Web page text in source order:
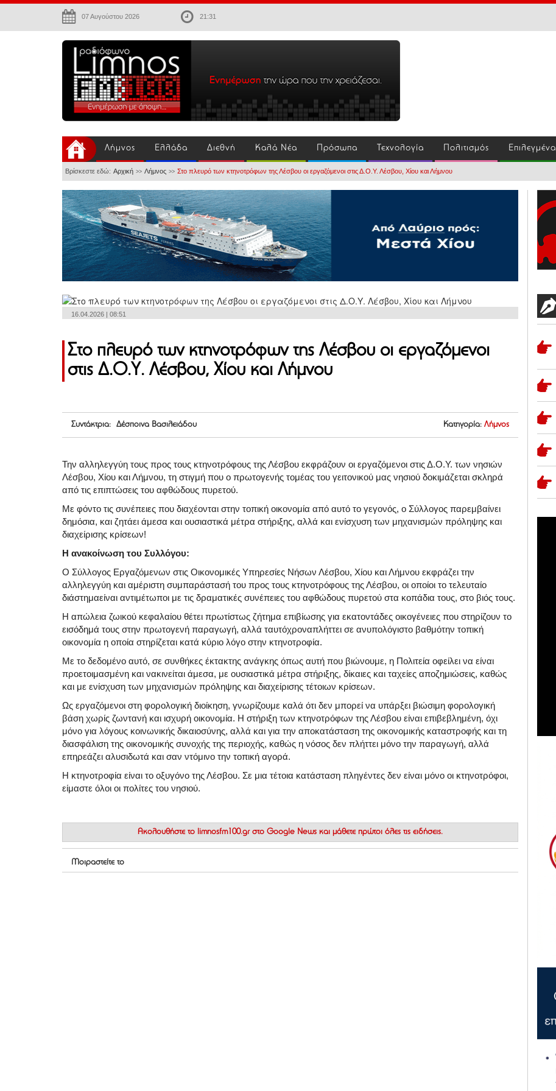
07 Αυγούστου 2026 21:31
Λήμνος Ελλάδα Διεθνή Καλά Νέα Πρόσωπα Τεχνολογία Πολιτισμός Επιλεγμένα
Βρίσκεστε εδώ: Αρχική >> Λήμνος >> Στο πλευρό των κτηνοτρόφων της Λέσβου οι εργαζόμενοι στις Δ.Ο.Υ. Λέσβου, Χίου και Λήμνου
16.04.2026 | 08:51
Στο πλευρό των κτηνοτρόφων της Λέσβου οι εργαζόμενοι
στις Δ.Ο.Υ. Λέσβου, Χίου και Λήμνου
Συντάκτρια: Δέσποινα Βασιλειάδου Κατηγορία: Λήμνος
Την αλληλεγγύη τους προς τους κτηνοτρόφους της Λέσβου εκφράζουν οι εργαζόμενοι στις Δ.Ο.Υ. των νησιών
Λέσβου, Χίου και Λήμνου, τη στιγμή που ο πρωτογενής τομέας του γειτονικού μας νησιού δοκιμάζεται σκληρά
από τις επιπτώσεις του αφθώδους πυρετού.
Με φόντο τις συνέπειες που διαχέονται στην τοπική οικονομία από αυτό το γεγονός, ο Σύλλογος παρεμβαίνει
δημόσια, και ζητάει άμεσα και ουσιαστικά μέτρα στήριξης, αλλά και ενίσχυση των μηχανισμών πρόληψης και
διαχείρισης κρίσεων!
Η ανακοίνωση του Συλλόγου:
Ο Σύλλογος Εργαζόμενων στις Οικονομικές Υπηρεσίες Νήσων Λέσβου, Χίου και Λήμνου εκφράζει την
αλληλεγγύη και αμέριστη συμπαράστασή του προς τους κτηνοτρόφους της Λέσβου, οι οποίοι το τελευταίο
διάστημαείναι αντιμέτωποι με τις δραματικές συνέπειες του αφθώδους πυρετού στα κοπάδια τους, στο βιός τους.
Η απώλεια ζωικού κεφαλαίου θέτει πρωτίστως ζήτημα επιβίωσης για εκατοντάδες οικογένειες που στηρίζουν το
εισόδημά τους στην πρωτογενή παραγωγή, αλλά ταυτόχροναπλήττει σε ανυπολόγιστο βαθμότην τοπική
οικονομία η οποία στηρίζεται κατά κύριο λόγο στην κτηνοτροφία.
Με το δεδομένο αυτό, σε συνθήκες έκτακτης ανάγκης όπως αυτή που βιώνουμε, η Πολιτεία οφείλει να είναι
προετοιμασμένη και νακινείται άμεσα, με ουσιαστικά μέτρα στήριξης, δίκαιες και ταχείες αποζημιώσεις, καθώς
και με ενίσχυση των μηχανισμών πρόληψης και διαχείρισης τέτοιων κρίσεων.
Ως εργαζόμενοι στη φορολογική διοίκηση, γνωρίζουμε καλά ότι δεν μπορεί να υπάρξει βιώσιμη φορολογική
βάση χωρίς ζωντανή και ισχυρή οικονομία. Η στήριξη των κτηνοτρόφων της Λέσβου είναι επιβεβλημένη, όχι
μόνο για λόγους κοινωνικής δικαιοσύνης, αλλά και για την αποκατάσταση της οικονομικής καταστροφής και τη
διασφάλιση της οικονομικής συνοχής της περιοχής, καθώς η νόσος δεν πλήττει μόνο την παραγωγή, αλλά
επηρεάζει αλυσιδωτά και σαν ντόμινο την τοπική αγορά.
Η κτηνοτροφία είναι το οξυγόνο της Λέσβου. Σε μια τέτοια κατάσταση πληγέντες δεν είναι μόνο οι κτηνοτρόφοι,
είμαστε όλοι οι πολίτες του νησιού.
Ακολουθήστε το limnosfm100.gr στο Google News και μάθετε πρώτοι όλες τις ειδήσεις.
Μοιραστείτε το